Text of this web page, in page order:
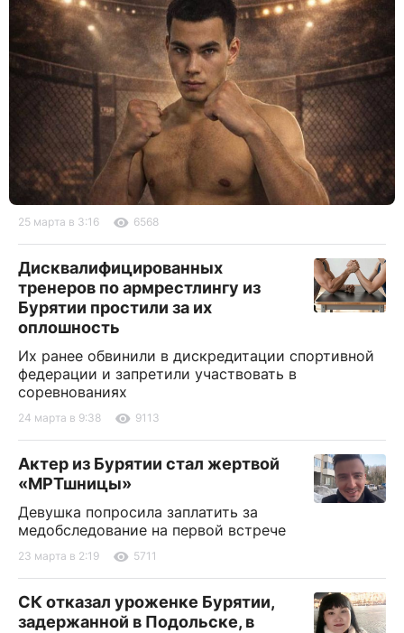
25 марта в 3:16 6568
Дисквалифицированных
тренеров по армрестлингу из
Бурятии простили за их
оплошность
Их ранее обвинили в дискредитации спортивной
федерации и запретили участвовать в
соревнованиях
24 марта в 9:38 9113
Актер из Бурятии стал жертвой
«МРТшницы»
Девушка попросила заплатить за
медобследование на первой встрече
23 марта в 2:19 5711
СК отказал уроженке Бурятии,
задержанной в Подольске, в